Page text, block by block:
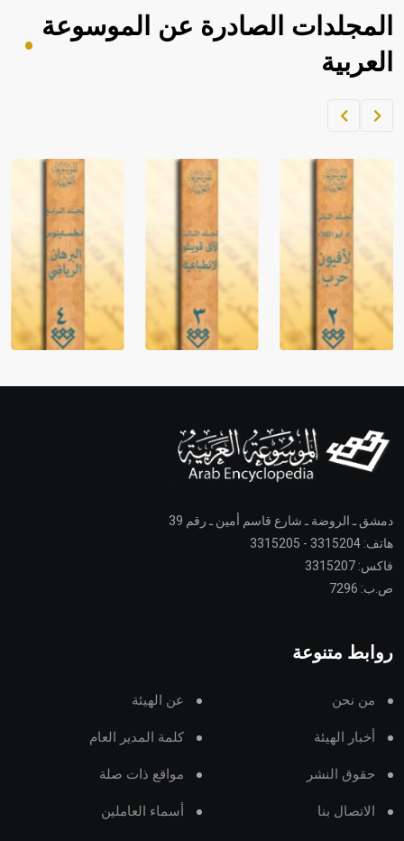
المجلدات الصادرة عن الموسوعة
العربية
دمشق ـ الروضة ـ شارع قاسم أمين ـ رقم 39
هاتف: 3315204 - 3315205
فاكس: 3315207
ص.ب: 7296
روابط متنوعة
من نحن عن الهيئة
أخبار الهيئة كلمة المدير العام
حقوق النشر مواقع ذات صلة
الاتصال بنا أسماء العاملين